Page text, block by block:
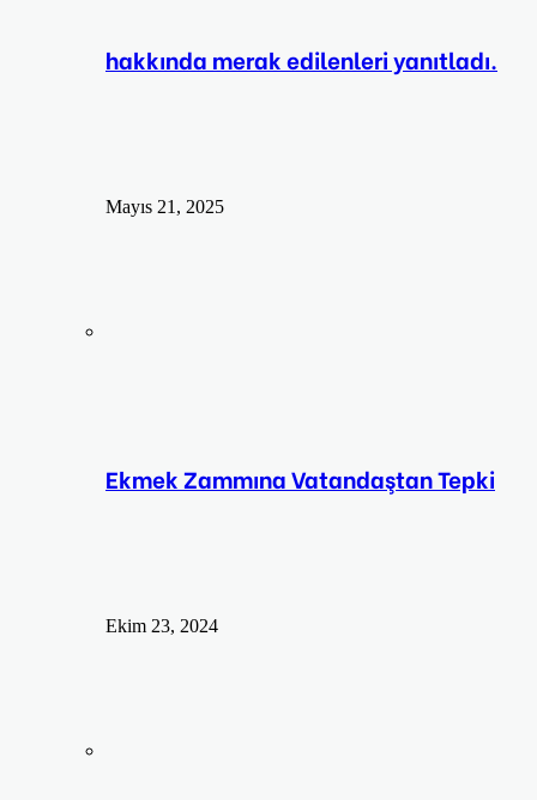
hakkında merak edilenleri yanıtladı.
Mayıs 21, 2025
Ekmek Zammına Vatandaştan Tepki
Ekim 23, 2024